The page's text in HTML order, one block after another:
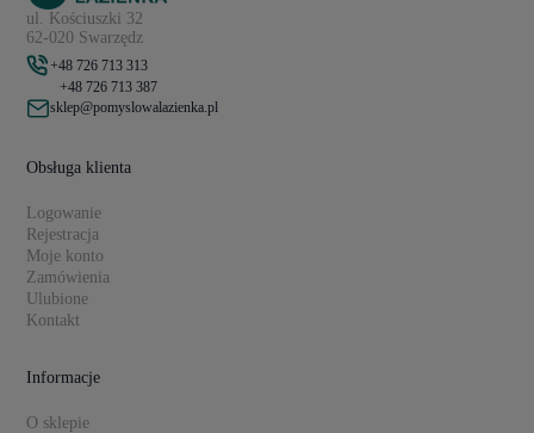
ul. Kościuszki 32
62-020 Swarzędz
+48 726 713 313
+48 726 713 387
sklep@pomyslowalazienka.pl
Obsługa klienta
Logowanie
Rejestracja
Moje konto
Zamówienia
Ulubione
Kontakt
Informacje
O sklepie